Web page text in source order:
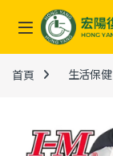
Skip to navigation
Skip to content
首頁 生活保健